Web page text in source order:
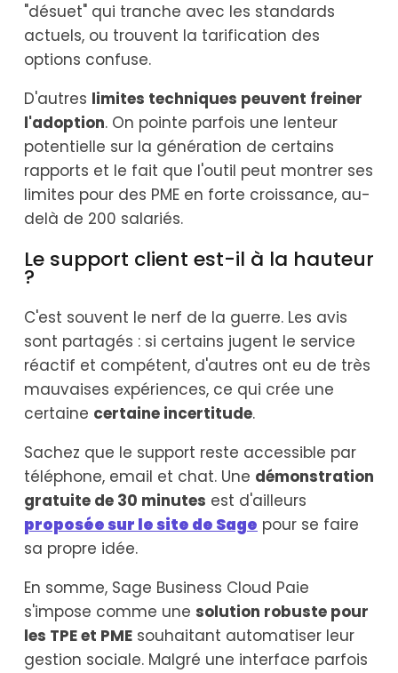
"désuet" qui tranche avec les standards
actuels, ou trouvent la tarification des
options confuse.
D'autres limites techniques peuvent freiner
l'adoption. On pointe parfois une lenteur
potentielle sur la génération de certains
rapports et le fait que l'outil peut montrer ses
limites pour des PME en forte croissance, au-
delà de 200 salariés.
Le support client est-il à la hauteur
?
C'est souvent le nerf de la guerre. Les avis
sont partagés : si certains jugent le service
réactif et compétent, d'autres ont eu de très
mauvaises expériences, ce qui crée une
certaine certaine incertitude.
Sachez que le support reste accessible par
téléphone, email et chat. Une démonstration
gratuite de 30 minutes est d'ailleurs
proposée sur le site de Sage pour se faire
sa propre idée.
En somme, Sage Business Cloud Paie
s'impose comme une solution robuste pour
les TPE et PME souhaitant automatiser leur
gestion sociale. Malgré une interface parfois